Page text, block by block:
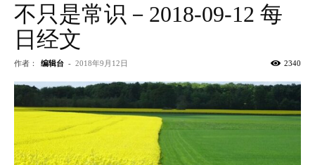
不只是常识－2018-09-12 每
日经文
作者： 编辑台 - 2018年9月12日 2340